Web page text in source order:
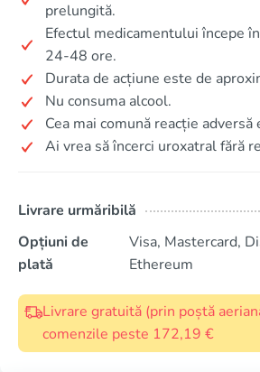
prelungită.
Efectul medicamentului începe
24-48 ore.
Durata de acțiune este de
Nu consuma alcool.
Cea mai comună reacție
Ai vrea să încerci uroxatral fără
Livrare urmăribilă
Opțiuni de
plată
Visa, Mastercard,
Ethereum
Livrare gratuită (prin poștă
comenzile peste 172,19 €